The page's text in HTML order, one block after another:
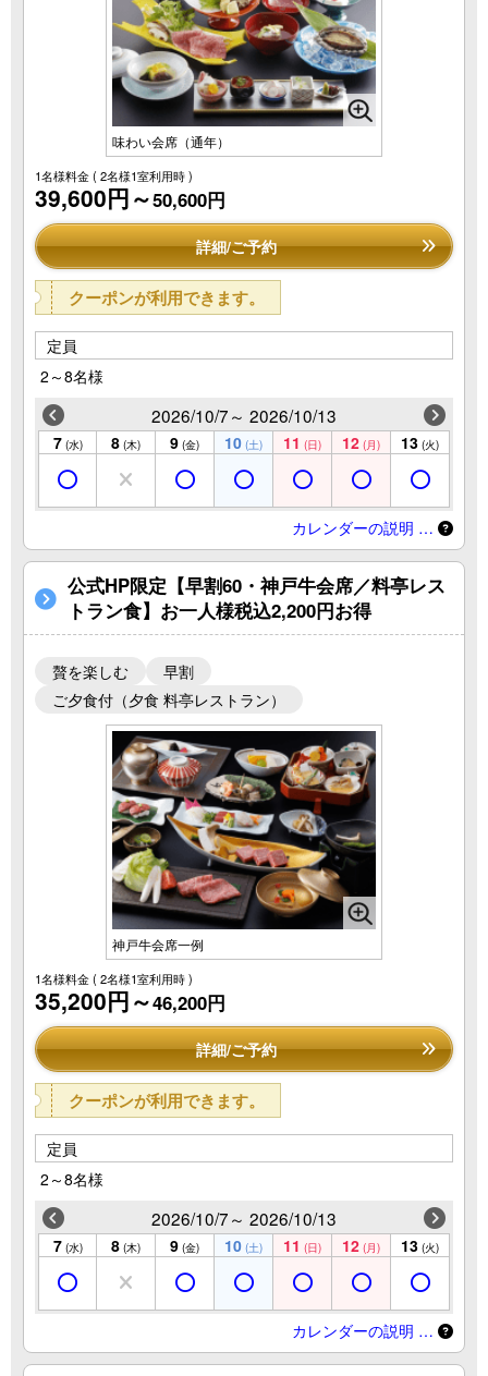
味わい会席（通年）
1名様料金( 2名様1室利用時 )
39,600円～50,600円
詳細/ご予約
クーポンが利用できます。
定員
2～8名様
2026/10/7～ 2026/10/13
7 (水) 8 (木) 9 (金) 10 (土) 11 (日) 12 (月) 13 (火)
カレンダーの説明 …
公式HP限定【早割60・神戸牛会席／料亭レス
トラン食】お一人様税込2,200円お得
贅を楽しむ
早割
ご夕食付（夕食 料亭レストラン）
神戸牛会席一例
1名様料金( 2名様1室利用時 )
35,200円～46,200円
詳細/ご予約
クーポンが利用できます。
定員
2～8名様
2026/10/7～ 2026/10/13
7 (水) 8 (木) 9 (金) 10 (土) 11 (日) 12 (月) 13 (火)
カレンダーの説明 …